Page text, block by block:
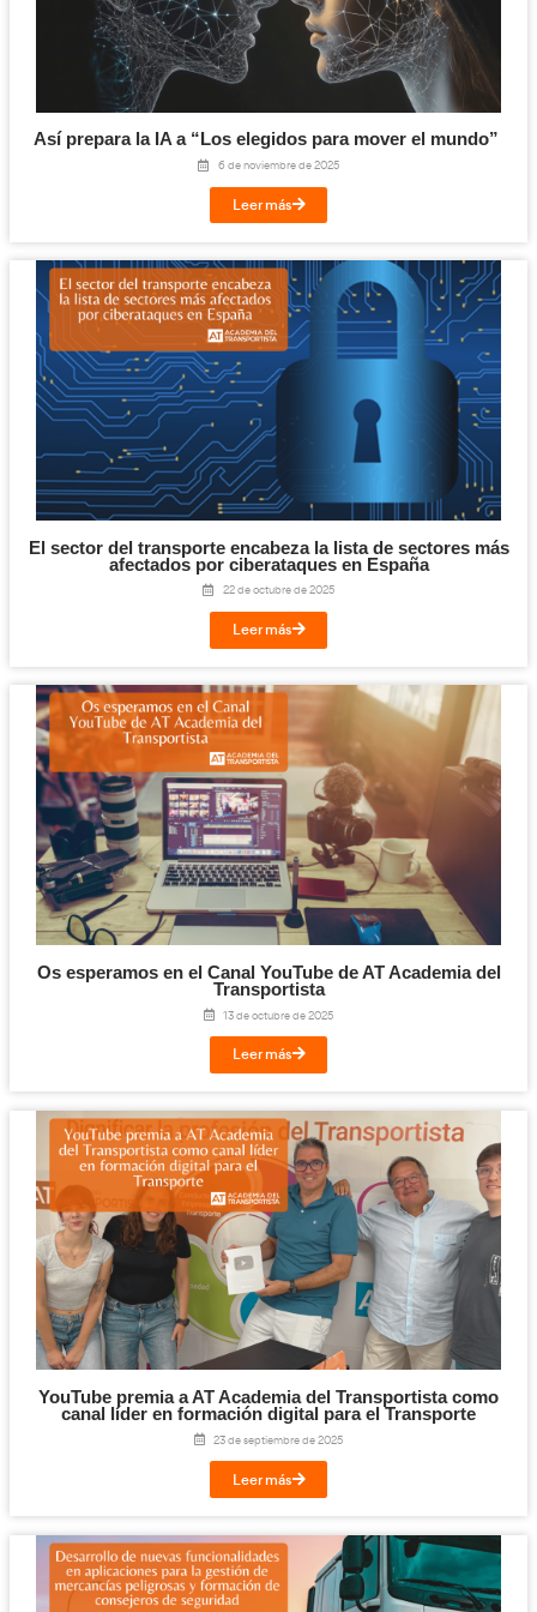
En este contexto,AT Academia del Transportistase erige
formación de profesionales capacitados para liderar
transporte, integrando tecnología, ética y sostenibilidad
fundamentales de su propuesta educativa.
¡Compártelo!
Facebook Twitter LinkedIn
Email Imprimir
Te puede interesar...
Así prepara la IA a “Los elegidos para mover
6 de noviembre de 2025
Leer más
El sector del transporte encabeza la lista de
22 de octubre de 2025
Leer más